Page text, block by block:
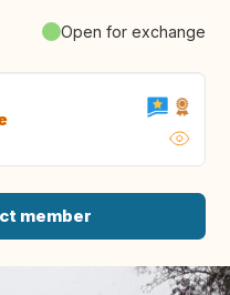
Open for exchange
member